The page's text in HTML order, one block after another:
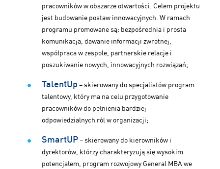
pracowników w obszarze otwartości. Celem projektu
jest budowanie postaw innowacyjnych. W ramach
programu promowane są: bezpośrednia i prosta
komunikacja, dawanie informacji zwrotnej,
współpraca w zespole, partnerskie relacje i
poszukiwanie nowych, innowacyjnych rozwiązań;
TalentUp – skierowany do specjalistów program
talentowy, który ma na celu przygotowanie
pracowników do pełnienia bardziej
odpowiedzialnych ról w organizacji;
SmartUP– skierowany do kierowników i
dyrektorów, którzy charakteryzują się wysokim
potencjałem, program rozwojowy General MBA we